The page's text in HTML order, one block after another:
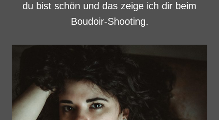
du bist schön und das zeige ich dir beim
Boudoir-Shooting.